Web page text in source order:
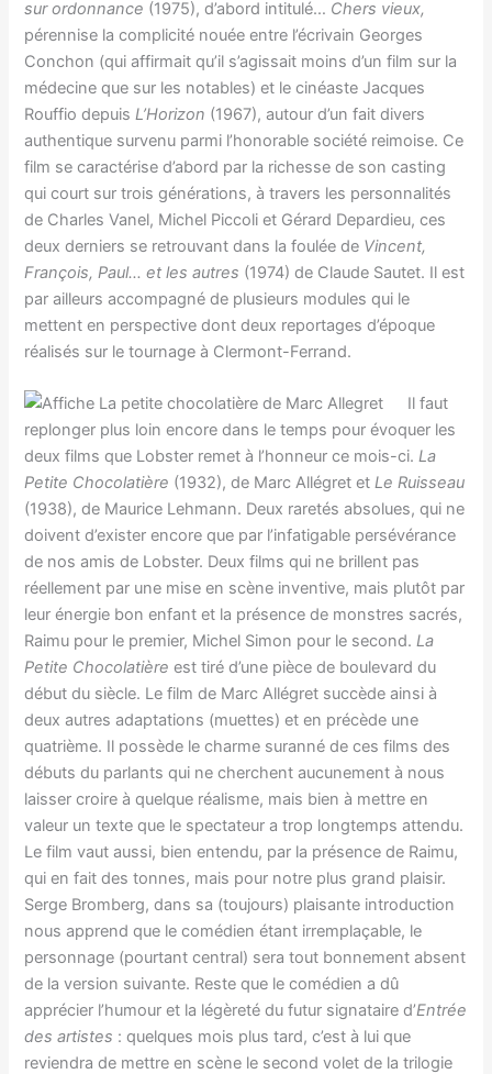
sur ordonnance (1975), d’abord intitulé… Chers vieux,
pérennise la complicité nouée entre l’écrivain Georges
Conchon (qui affirmait qu’il s’agissait moins d’un film sur la
médecine que sur les notables) et le cinéaste Jacques
Rouffio depuisL’Horizon (1967), autour d’un fait divers
authentique survenu parmi l’honorable société reimoise. Ce
film se caractérise d’abord par la richesse de son casting
qui court sur trois générations, à travers les personnalités
de Charles Vanel, Michel Piccoli et Gérard Depardieu, ces
deux derniers se retrouvant dans la foulée de Vincent,
François, Paul… et les autres (1974) de Claude Sautet. Il est
par ailleurs accompagné de plusieurs modules qui le
mettent en perspective dont deux reportages d’époque
réalisés sur le tournage à Clermont-Ferrand.
Il faut
replonger plus loin encore dans le temps pour évoquer les
deux films que Lobster remet à l’honneur ce mois-ci.La
Petite Chocolatière (1932), de Marc Allégret etLe Ruisseau
(1938), de Maurice Lehmann. Deux raretés absolues, qui ne
doivent d’exister encore que par l’infatigable persévérance
de nos amis de Lobster. Deux films qui ne brillent pas
réellement par une mise en scène inventive, mais plutôt par
leur énergie bon enfant et la présence de monstres sacrés,
Raimu pour le premier, Michel Simon pour le second.La
Petite Chocolatière est tiré d’une pièce de boulevard du
début du siècle. Le film de Marc Allégret succède ainsi à
deux autres adaptations (muettes) et en précède une
quatrième. Il possède le charme suranné de ces films des
débuts du parlants qui ne cherchent aucunement à nous
laisser croire à quelque réalisme, mais bien à mettre en
valeur un texte que le spectateur a trop longtemps attendu.
Le film vaut aussi, bien entendu, par la présence de Raimu,
qui en fait des tonnes, mais pour notre plus grand plaisir.
Serge Bromberg, dans sa (toujours) plaisante introduction
nous apprend que le comédien étant irremplaçable, le
personnage (pourtant central) sera tout bonnement absent
de la version suivante. Reste que le comédien a dû
apprécier l’humour et la légèreté du futur signataire d’Entrée
des artistes : quelques mois plus tard, c’est à lui que
reviendra de mettre en scène le second volet de la trilogie